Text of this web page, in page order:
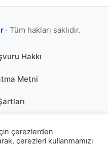
· Tüm hakları saklıdır.
Hakkı
Metni
çerezlerden
çerezleri kullanmamızı